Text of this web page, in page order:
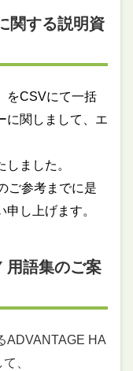
関する説明資
をCSVにて一括
に関しまして、エ
ました。
ご参考までに是
し上げます。
用語集のご案
ADVANTAGE HA
、